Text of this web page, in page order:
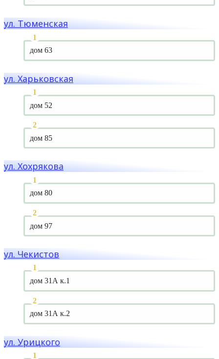
ул. Тюменская
дом 63
ул. Харьковская
дом 52
дом 85
ул. Хохрякова
дом 80
дом 97
ул. Чекистов
дом 31А к.1
дом 31А к.2
ул. Урицкого